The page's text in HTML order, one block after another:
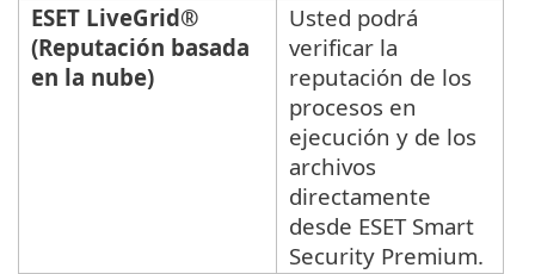
ESET LiveGrid®
(Reputación basada
en la nube)
Usted podrá
verificar la
reputación de los
procesos en
ejecución y de los
archivos
directamente
desde ESET Smart
Security Premium.